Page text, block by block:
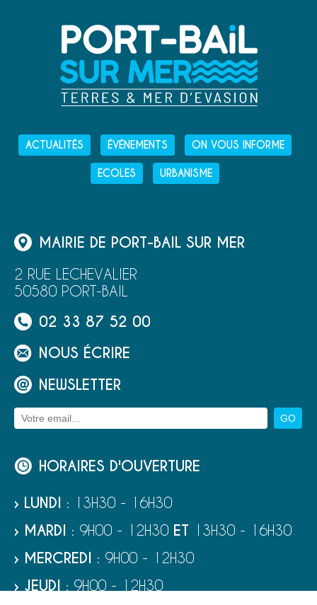
ACTUALITÉS ÉVÉNEMENTS ON VOUS INFORME
ECOLES URBANISME
MAIRIE DE PORT-BAIL SUR MER
2 RUE LECHEVALIER
50580 PORT-BAIL
02 33 87 52 00
NOUS ÉCRIRE
NEWSLETTER
HORAIRES D'OUVERTURE
› LUNDI : 13H30 - 16H30
› MARDI : 9H00 - 12H30 ET 13H30 - 16H30
› MERCREDI : 9H00 - 12H30
› JEUDI : 9H00 - 12H30